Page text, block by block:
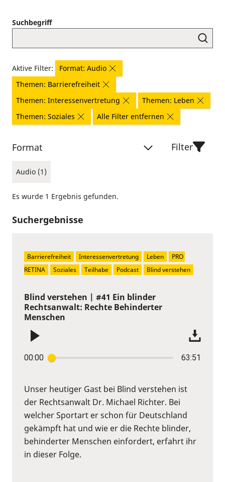
Suchbegriff
Aktive Filter:
Format: Audio
Themen: Barrierefreiheit
Themen: Interessenvertretung
Themen: Leben
Themen: Soziales
Alle Filter entfernen
Format
Audio (1)
Filter
Es wurde 1 Ergebnis gefunden.
Suchergebnisse
Blind verstehen | #41 Ein blinder
Rechtsanwalt: Rechte Behinderter
Menschen
00:00 63:51
Unser heutiger Gast bei Blind verstehen ist
der Rechtsanwalt Dr. Michael Richter. Bei
welcher Sportart er schon für Deutschland
gekämpft hat und wie er die Rechte blinder,
behinderter Menschen einfordert, erfahrt ihr
in dieser Folge.
Barrierefreiheit Interessenvertretung Leben
PRO
RETINA
Soziales Teilhabe Podcast Blind verstehen